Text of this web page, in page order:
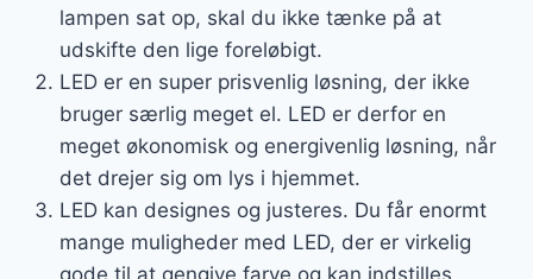
lampen sat op, skal du ikke tænke på at
udskifte den lige foreløbigt.
LED er en super prisvenlig løsning, der ikke
bruger særlig meget el. LED er derfor en
meget økonomisk og energivenlig løsning, når
det drejer sig om lys i hjemmet.
LED kan designes og justeres. Du får enormt
mange muligheder med LED, der er virkelig